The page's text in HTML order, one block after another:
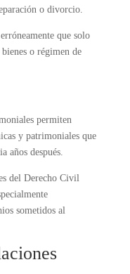
o divorcio.
que solo
o régimen de
permiten
y patrimoniales que
años después.
del Derecho Civil
sometidos al